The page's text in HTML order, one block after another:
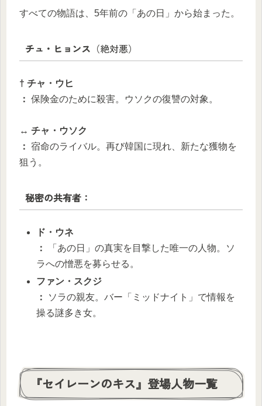
すべての物語は、5年前の「あの日」から始まった。
チュ・ヒョンス （絶対悪）
† チャ・ウヒ
： 保険金のために殺害。ウソクの復讐の対象。
↔ チャ・ウソク
： 宿命のライバル。再び韓国に現れ、新たな獲物を
狙う。
秘密の共有者：
ド・ウネ
：
「あの日」の真実を目撃した唯一の人物。ソ
ラへの憎悪を募らせる。
ファン・スクジ
：
ソラの親友。バー「ミッドナイト」で情報を
操る謎多き女。
『セイレーンのキス』登場人物一覧